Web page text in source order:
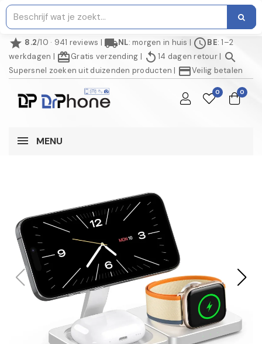
star 8.2/10 · 941 reviews | local_shippingNL: morgen in huis | scheduleBE: 1–2
werkdagen | redeemGratis verzending | replay 14 dagen retour| search
Supersnel zoeken uit duizenden producten | credit_cardVeilig betalen
0 0
MENU